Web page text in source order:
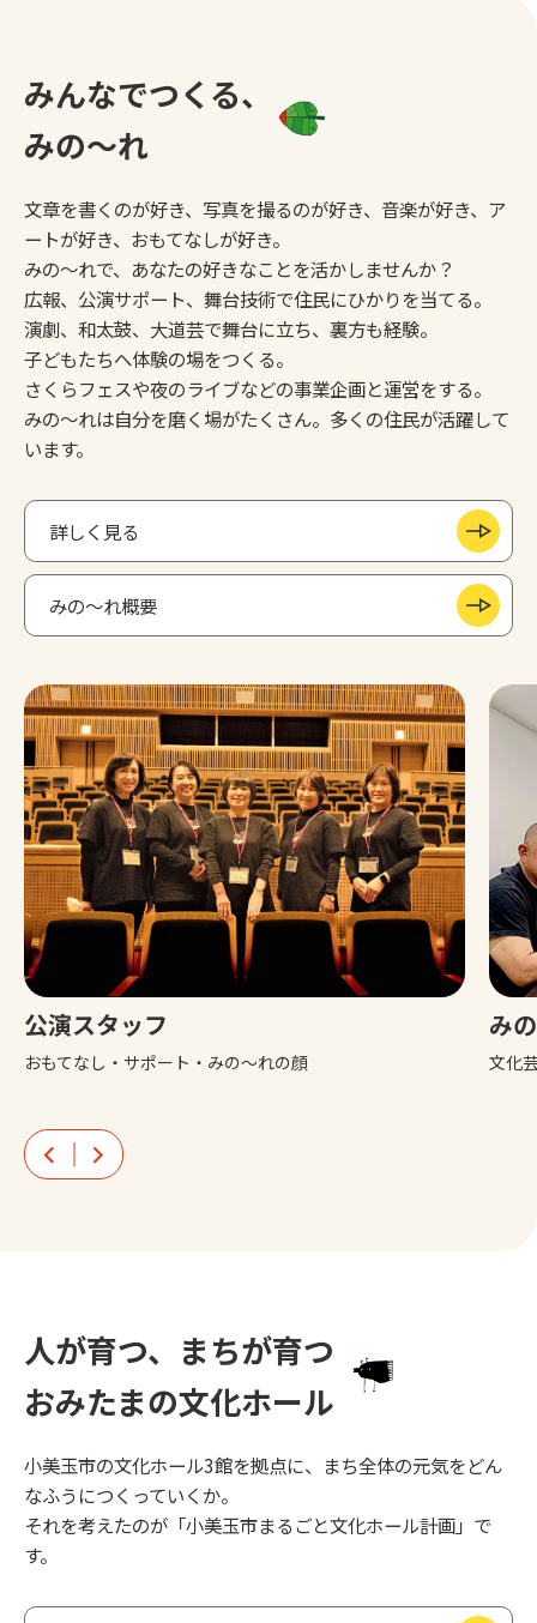
みんなでつくる、
みの～れ
文章を書くのが好き、写真を撮るのが好き、音楽が好き、ア
ートが好き、おもてなしが好き。
みの～れで、あなたの好きなことを活かしませんか？
広報、公演サポート、舞台技術で住民にひかりを当てる。
演劇、和太鼓、大道芸で舞台に立ち、裏方も経験。
子どもたちへ体験の場をつくる。
さくらフェスや夜のライブなどの事業企画と運営をする。
みの～れは自分を磨く場がたくさん。多くの住民が活躍して
います。
詳しく見る
みの～れ概要
公演スタッフ
おもてなし・サポート・みの～れの顔
み
文化
人が育つ、まちが育つ
おみたまの文化ホール
小美玉市の文化ホール3館を拠点に、まち全体の元気をどん
なふうにつくっていくか。
それを考えたのが「小美玉市まるごと文化ホール計画」で
す。